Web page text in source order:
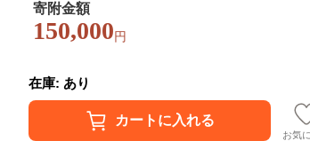
寄附金額
150,000 円
在庫: あり
お気